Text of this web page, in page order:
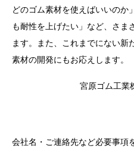
どのゴム素材を使えばいいのか
も耐性を上げたい」など、さま
ます。また、これまでにない新
素材の開発にもお応えします。
宮原ゴム工
会社名・ご連絡先など必要事項